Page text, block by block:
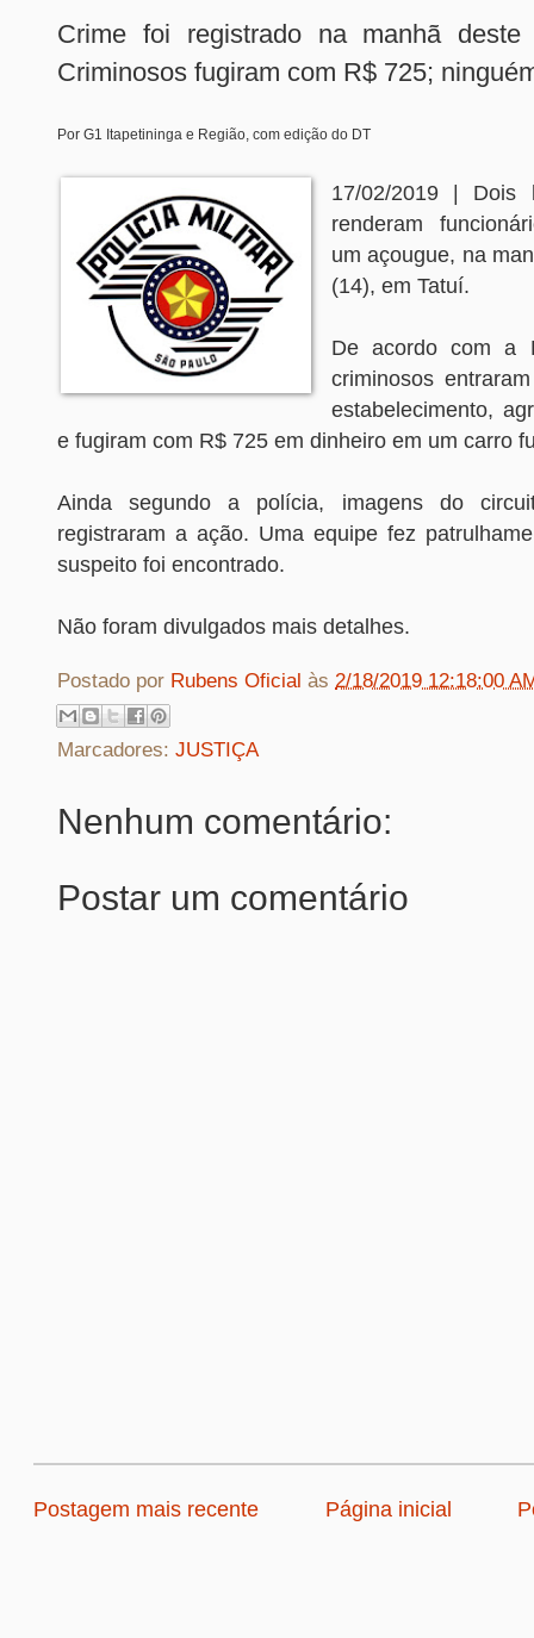
Crime foi registrado na manhã deste
Criminosos fugiram com R$ 725;
Por G1 Itapetininga e Região, com edição do DT
17/02/2019 | Dois
renderam
um açougue, na
(14), em Tatuí.
De acordo com a
criminosos
estabelecimento,
e fugiram com R$ 725 em dinheiro em um carro
Ainda segundo a polícia, imagens do
registraram a ação. Uma equipe fez
suspeito foi encontrado.
Não foram divulgados mais detalhes.
Postado por Rubens Oficial às 2/18/2019 12:18:00
Marcadores: JUSTIÇA
Nenhum comentário:
Postar um comentário
Postagem mais recente Página inicial